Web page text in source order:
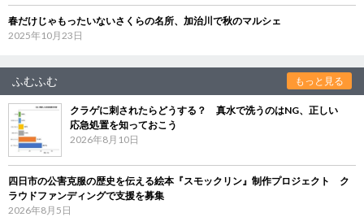
春だけじゃもったいないさくらの名所、加治川で秋のマルシェ
2025年10月23日
ふむふむ もっと見る
クラゲに刺されたらどうする？ 真水で洗うのはNG、正しい
応急処置を知っておこう
2026年8月10日
四日市の公害克服の歴史を伝える絵本『スモックリン』制作プロジェクト ク
ラウドファンディングで支援を募集
2026年8月5日